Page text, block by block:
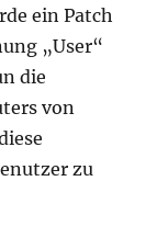
ein Patch
„User“
die
von
zu